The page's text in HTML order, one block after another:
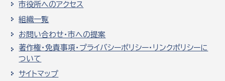
市役所へのアクセス
組織一覧
お問い合わせ・市への提案
著作権・免責事項・プライバシーポリシー・リンクポリシーに
ついて
サイトマップ